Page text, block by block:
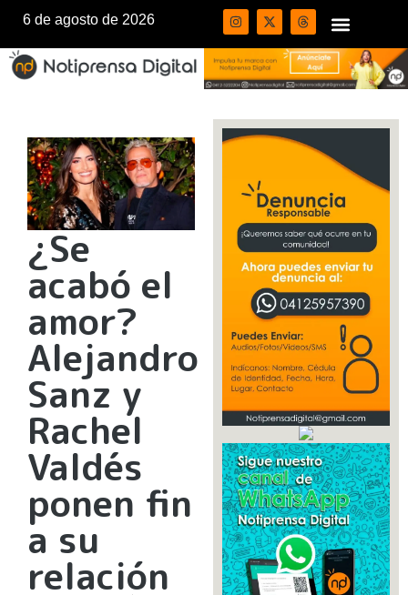
6 de agosto de 2026
¿Se
acabó el
amor?
Alejandro
Sanz y
Rachel
Valdés
ponen fin
a su
relación